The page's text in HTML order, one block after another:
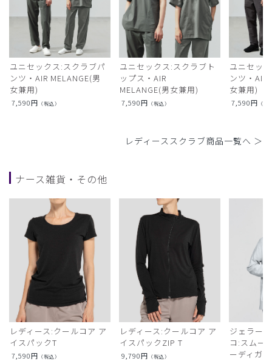
ユニセックス:スクラブパ
ンツ・AIR MELANGE(男
女兼用)
7,590円 （税込）
ユニセックス:スクラブト
ップス・AIR
MELANGE(男女兼用)
7,590円 （税込）
ユニセッ
ンツ・AIR
女兼用)
7,590円 （税
レディーススクラブ商品一覧へ ＞
ナース雑貨・その他
レディース:クールコア ア
イスパックT
7,590円 （税込）
レディース:クールコア ア
イスパックZIP T
9,790円 （税込）
ジェラー
コ:スムー
ーディガン